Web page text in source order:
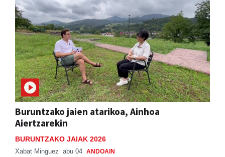
Buruntzako jaien atarikoa, Ainhoa
Aiertzarekin
BURUNTZAKO JAIAK 2026
Xabat Minguez abu 04 ANDOAIN